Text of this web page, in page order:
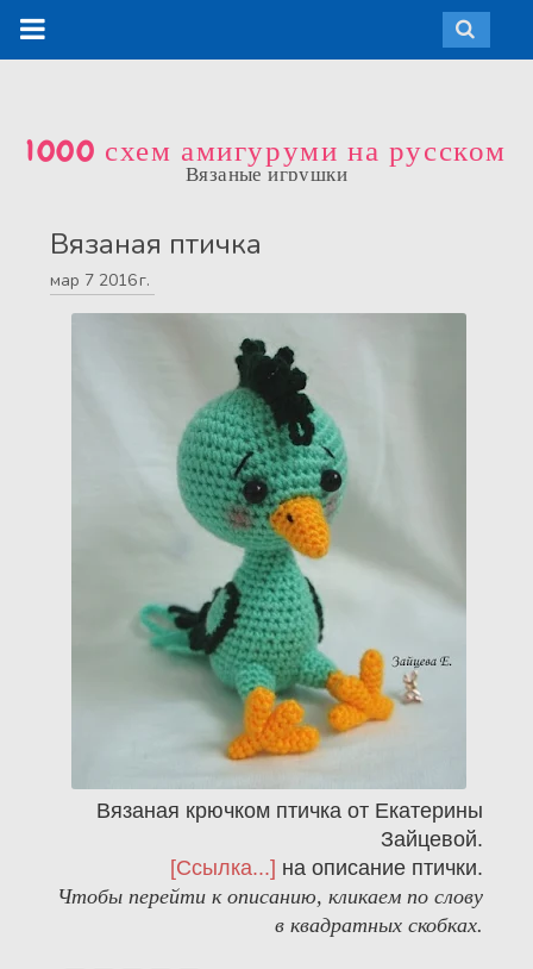
1000 схем амигуруми на русском
Вязаные игрушки
Вязаная птичка
мар 7 2016 г.
Вязаная крючком птичка от Екатерины
Зайцевой.
[Ссылка...] на описание птички.
Чтобы перейти к описанию, кликаем по слову
в квадратных скобках.